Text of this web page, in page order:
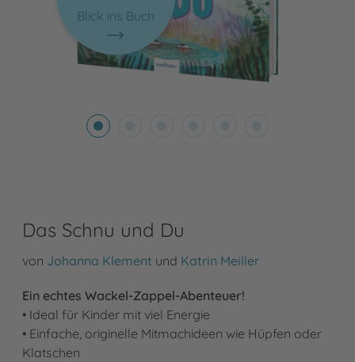
Blick ins Buch
Das Schnu und Du
von Johanna Klement und Katrin Meiller
Ein echtes Wackel-Zappel-Abenteuer!
• Ideal für Kinder mit viel Energie
• Einfache, originelle Mitmachideen wie Hüpfen oder
Klatschen